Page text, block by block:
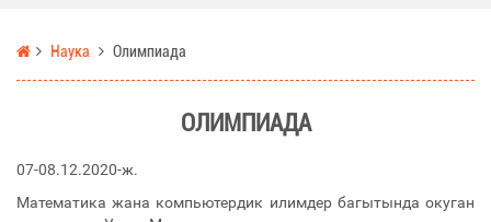
Наука Олимпиада
ОЛИМПИАДА
07-08.12.2020-ж.
Математика жана компьютердик илимдер багытында окуган